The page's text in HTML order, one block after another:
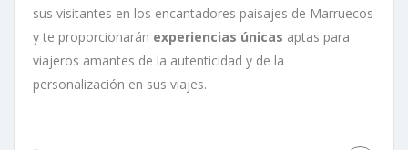
sus visitantes en los encantadores paisajes de Marruecos
y te proporcionarán experiencias únicas aptas para
viajeros amantes de la autenticidad y de la
personalización en sus viajes.